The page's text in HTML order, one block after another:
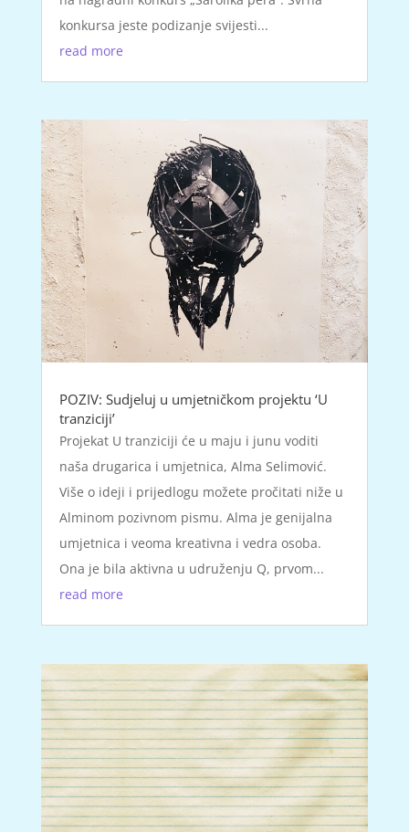
konkursa jeste podizanje svijesti...
read more
POZIV: Sudjeluj u umjetničkom projektu ‘U
tranziciji’
Projekat U tranziciji će u maju i junu voditi
naša drugarica i umjetnica, Alma Selimović.
Više o ideji i prijedlogu možete pročitati niže u
Alminom pozivnom pismu. Alma je genijalna
umjetnica i veoma kreativna i vedra osoba.
Ona je bila aktivna u udruženju Q, prvom...
read more